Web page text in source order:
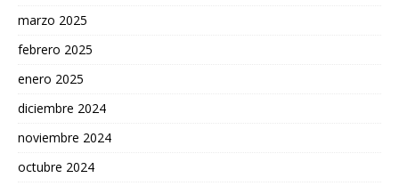
marzo 2025
febrero 2025
enero 2025
diciembre 2024
noviembre 2024
octubre 2024